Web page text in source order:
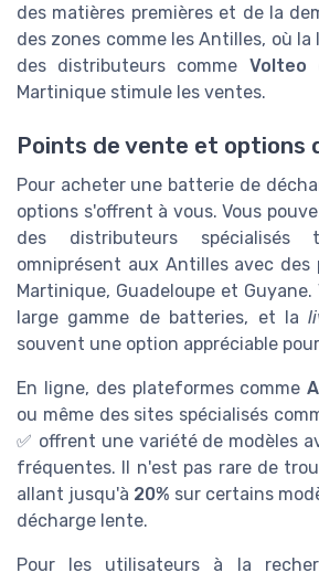
des matières premières et de la
des zones comme les Antilles, où
des distributeurs comme Volteo
Martinique stimule les ventes.
Points de vente et options
Pour acheter une batterie de
options s'offrent à vous. Vous
des distributeurs spécialisés
omniprésent aux Antilles avec
Martinique, Guadeloupe et
large gamme de batteries, et la
souvent une option appréciable
En ligne, des plateformes comme
ou même des sites spécialisés
✅ offrent une variété de modèles
fréquentes. Il n'est pas rare de
allant jusqu'à 20% sur certains
décharge lente.
Pour les utilisateurs à la